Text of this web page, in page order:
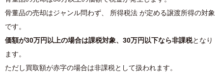
骨董品の売却はジャンル問わず、 所得税法 が定める譲渡所得の対象
です。
価額が30万円以上の場合は課税対象、30万円以下なら非課税となり
ます。
ただし買取額が赤字の場合は非課税として扱われます。